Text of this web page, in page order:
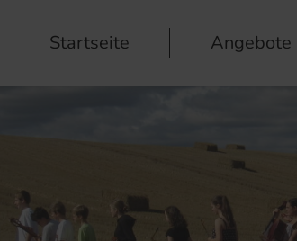
Startseite Angebote